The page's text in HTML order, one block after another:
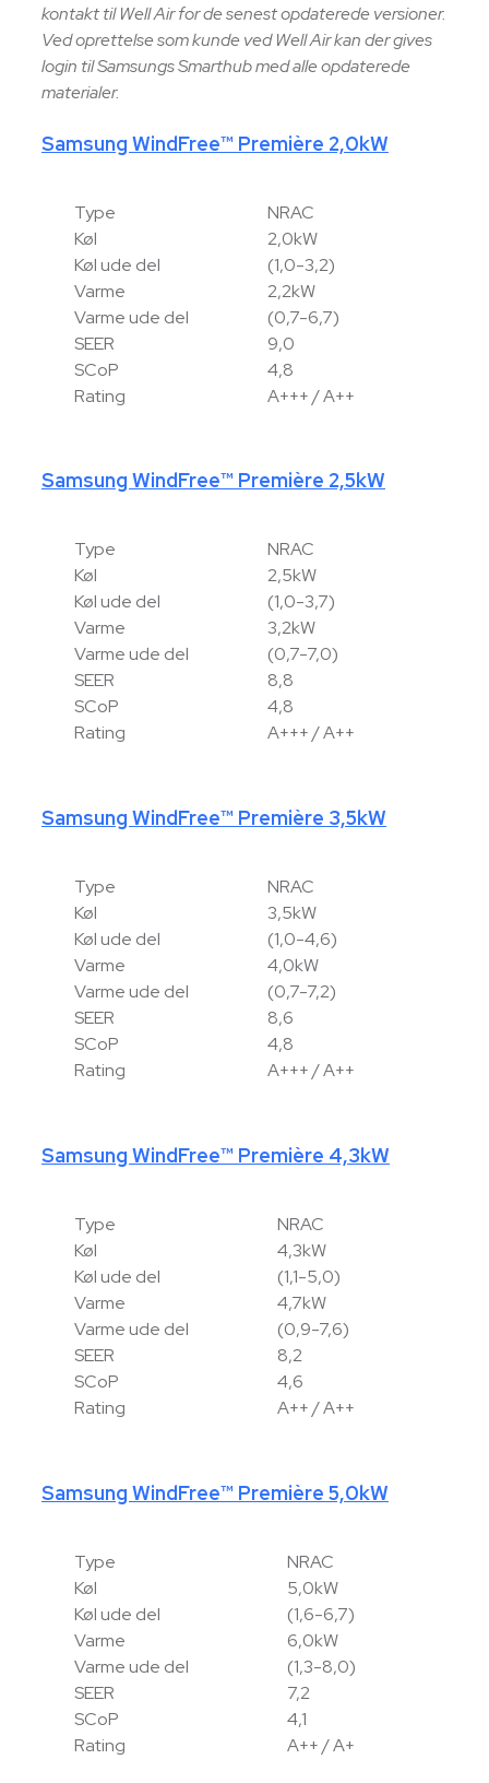
kontakt til Well Air for de senest opdaterede versioner.
Ved oprettelse som kunde ved Well Air kan der gives
login til Samsungs Smarthub med alle opdaterede
materialer.
Samsung WindFree™ Première 2,0kW
Type
NRAC
Køl
2,0kW
Køl ude del
(1,0-3,2)
Varme
2,2kW
Varme ude del
(0,7-6,7)
SEER
9,0
SCoP
4,8
Rating
A+++ / A++
Samsung WindFree™ Première 2,5kW
Type
NRAC
Køl
2,5kW
Køl ude del
(1,0-3,7)
Varme
3,2kW
Varme ude del
(0,7-7,0)
SEER
8,8
SCoP
4,8
Rating
A+++ / A++
Samsung WindFree™ Première 3,5kW
Type
NRAC
Køl
3,5kW
Køl ude del
(1,0-4,6)
Varme
4,0kW
Varme ude del
(0,7-7,2)
SEER
8,6
SCoP
4,8
Rating
A+++ / A++
Samsung WindFree™ Première 4,3kW
Type
NRAC
Køl
4,3kW
Køl ude del
(1,1-5,0)
Varme
4,7kW
Varme ude del
(0,9-7,6)
SEER
8,2
SCoP
4,6
Rating
A++ / A++
Samsung WindFree™ Première 5,0kW
Type
NRAC
Køl
5,0kW
Køl ude del
(1,6-6,7)
Varme
6,0kW
Varme ude del
(1,3-8,0)
SEER
7,2
SCoP
4,1
Rating
A++ / A+